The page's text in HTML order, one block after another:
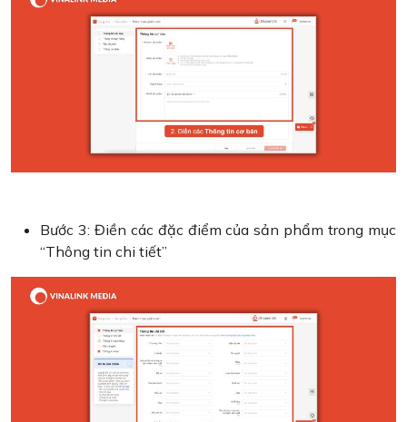
Bước 3: Điền các đặc điểm của sản phẩm trong mục
“Thông tin chi tiết”